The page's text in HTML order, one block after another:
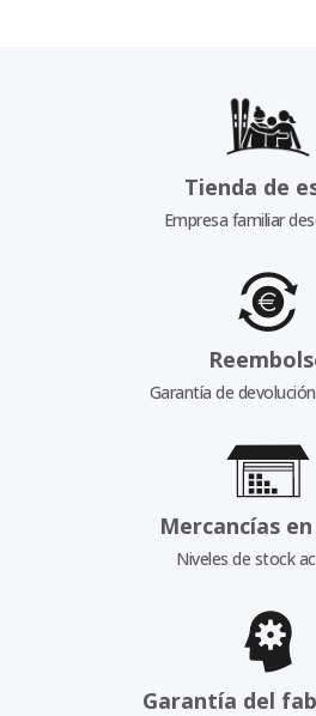
Tienda de
Empresa familiar
Garantía de
Mercancías
Niveles de stock
Garantía del